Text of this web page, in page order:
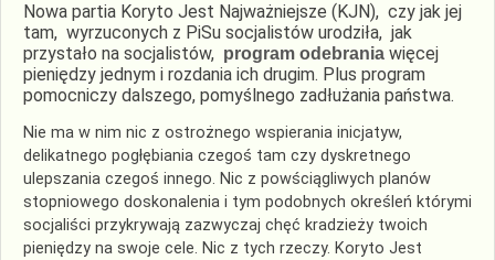
Nowa partia Koryto Jest Najważniejsze (KJN), czy jak jej
tam, wyrzuconych z PiSu socjalistów urodziła, jak
przystało na socjalistów, program odebrania więcej
pieniędzy jednym i rozdania ich drugim. Plus program
pomocniczy dalszego, pomyślnego zadłużania państwa.
Nie ma w nim nic z ostrożnego wspierania inicjatyw,
delikatnego pogłębiania czegoś tam czy dyskretnego
ulepszania czegoś innego. Nic z powściągliwych planów
stopniowego doskonalenia i tym podobnych określeń którymi
socjaliści przykrywają zazwyczaj chęć kradzieży twoich
pieniędzy na swoje cele. Nic z tych rzeczy. Koryto Jest